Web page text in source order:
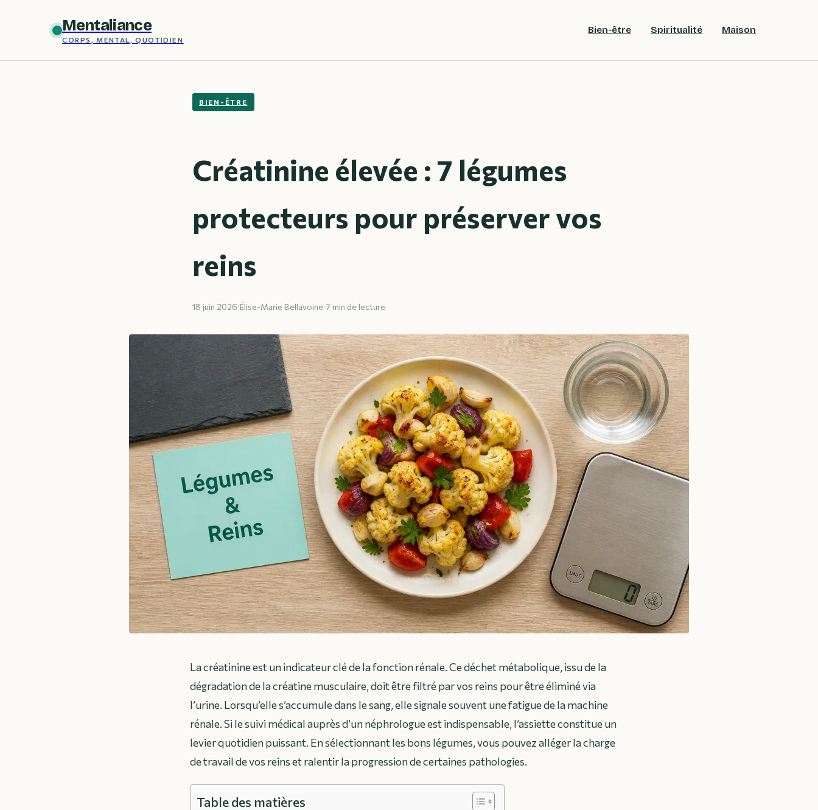
Mentaliance
CORPS, MENTAL, QUOTIDIEN
Bien-être Spiritualité Maison
BIEN-ÊTRE
Créatinine élevée : 7 légumes
protecteurs pour préserver vos
reins
18 juin 2026·Élise-Marie Bellavoine·7 min de lecture
La créatinine est un indicateur clé de la fonction rénale. Ce déchet métabolique, issu de la
dégradation de la créatine musculaire, doit être filtré par vos reins pour être éliminé via
l’urine. Lorsqu’elle s’accumule dans le sang, elle signale souvent une fatigue de la machine
rénale. Si le suivi médical auprès d’un néphrologue est indispensable, l’assiette constitue un
levier quotidien puissant. En sélectionnant les bons légumes, vous pouvez alléger la charge
de travail de vos reins et ralentir la progression de certaines pathologies.
Table des matières